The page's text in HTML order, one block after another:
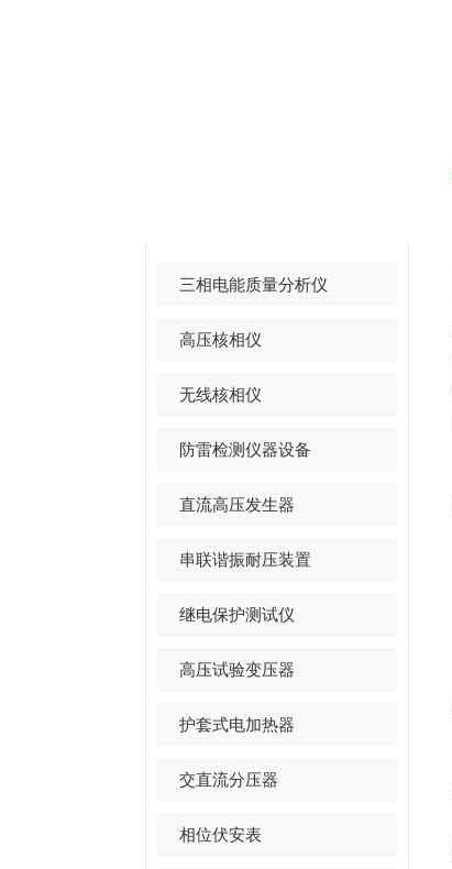
三相电能质量分析仪
高压核相仪
无线核相仪
防雷检测仪器设备
直流高压发生器
串联谐振耐压装置
继电保护测试仪
高压试验变压器
护套式电加热器
交直流分压器
相位伏安表